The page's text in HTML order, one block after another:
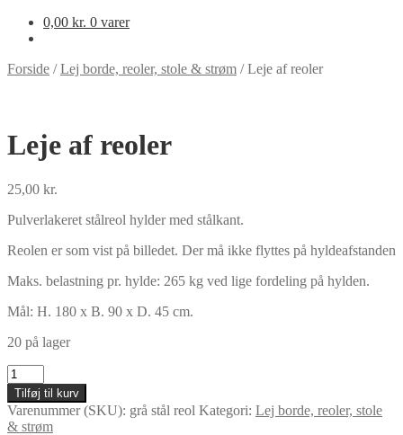
0,00 kr. 0 varer
Forside /Lej borde, reoler, stole & strøm /Leje af reoler
Leje af reoler
25,00 kr.
Pulverlakeret stålreol hylder med stålkant.
Reolen er som vist på billedet. Der må ikke flyttes på hyldeafstanden
Maks. belastning pr. hylde: 265 kg ved lige fordeling på hylden.
Mål: H. 180 x B. 90 x D. 45 cm.
20 på lager
Leje
af
reoler
antal
Tilføj til kurv
Varenummer (SKU): grå stål reol Kategori: Lej borde, reoler, stole
& strøm